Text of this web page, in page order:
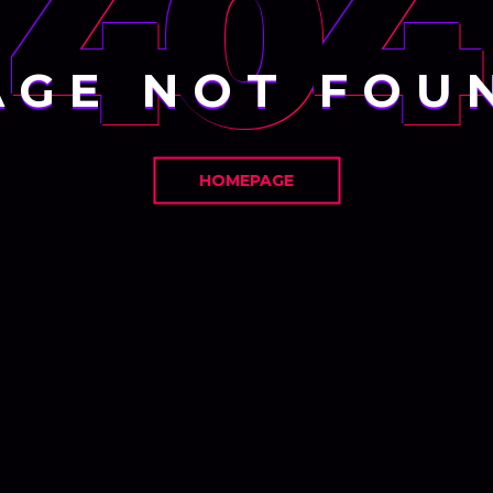
NOT
HOMEPAGE